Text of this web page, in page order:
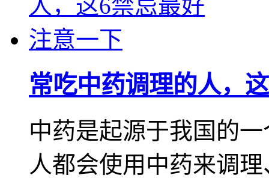
常吃中药调理的人，
中药是起源于我国的
人都会使用中药来调